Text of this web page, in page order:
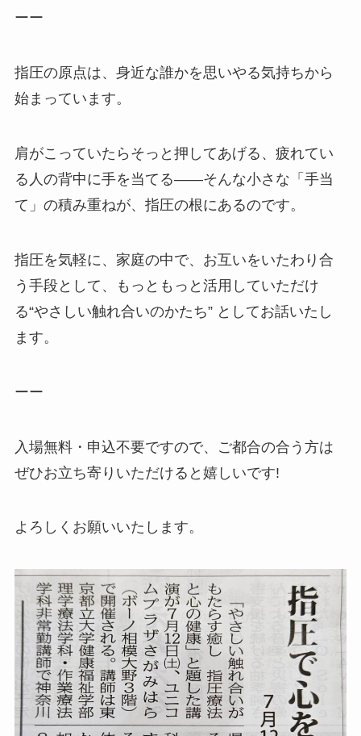
ーー
指圧の原点は、身近な誰かを思いやる気持ちから
始まっています。
肩がこっていたらそっと押してあげる、疲れてい
る人の背中に手を当てる——そんな小さな「手当
て」の積み重ねが、指圧の根にあるのです。
指圧を気軽に、家庭の中で、お互いをいたわり合
う手段として、もっともっと活用していただけ
る“やさしい触れ合いのかたち” としてお話いたし
ます。
ーー
入場無料・申込不要ですので、ご都合の合う方は
ぜひお立ち寄りいただけると嬉しいです!
よろしくお願いいたします。